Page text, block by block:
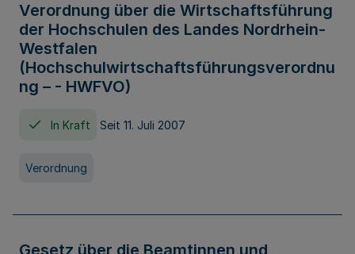
Verordnung über die Wirtschaftsführung
der Hochschulen des Landes Nordrhein-
Westfalen
(Hochschulwirtschaftsführungsverordnu
ng – - HWFVO)
In Kraft Seit 11. Juli 2007
Verordnung
Gesetz über die Beamtinnen und